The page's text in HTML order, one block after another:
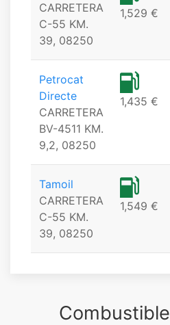
CARRETERA
C-55 KM.
39, 08250
1,529 €
Petrocat
Directe
CARRETERA
BV-4511 KM.
9,2, 08250
1,435 €
Tamoil
CARRETERA
C-55 KM.
39, 08250
1,549 €